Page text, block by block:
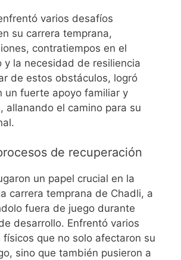
varios desafíos
su carrera temprana,
contratiempos en el
y la necesidad de resiliencia
de estos obstáculos, logró
un fuerte apoyo familiar y
allanando el camino para su
de recuperación
un papel crucial en la
carrera temprana de Chadli, a
fuera de juego durante
desarrollo. Enfrentó varios
que no solo afectaron su
sino que también pusieron a